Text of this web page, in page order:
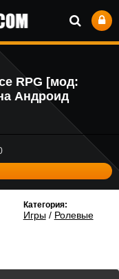
RPG [мод:
Андроид
Категория:
Игры/ Ролевые